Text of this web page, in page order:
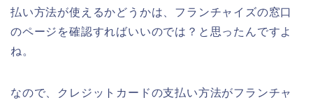
払い方法が使えるかどうかは、フランチャイズの窓口
のページを確認すればいいのでは？と思ったんですよ
ね。
なので、クレジットカードの支払い方法がフランチャ